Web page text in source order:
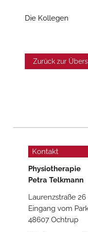
Die Kollegen
Zurück zur
Kontakt
Physiotherapie
Petra Telkmann
Laurenzstraße 26
Eingang vom
48607 Ochtrup